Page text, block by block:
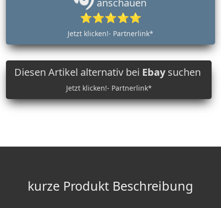
anschauen
⭐⭐⭐⭐⭐
Jetzt klicken!- Partnerlink*
Diesen Artikel alternativ bei Ebaysuchen
Jetzt klicken!- Partnerlink*
kurze Produkt Beschreibung